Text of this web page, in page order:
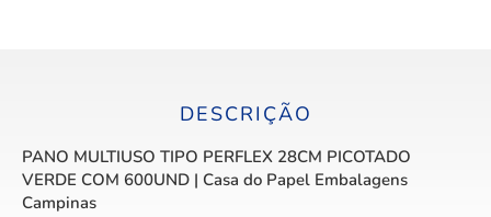
DESCRIÇÃO
PANO MULTIUSO TIPO PERFLEX 28CM PICOTADO
VERDE COM 600UND | Casa do Papel Embalagens
Campinas